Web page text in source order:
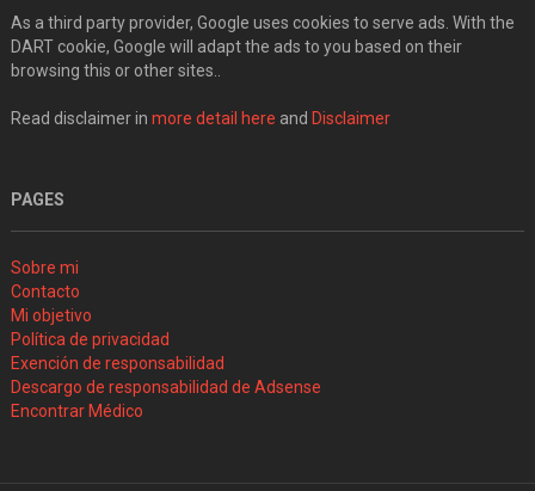
As a third party provider, Google uses cookies to serve ads. With the
DART cookie, Google will adapt the ads to you based on their
browsing this or other sites..
Read disclaimer in more detail here and Disclaimer
PAGES
Sobre mi
Contacto
Mi objetivo
Política de privacidad
Exención de responsabilidad
Descargo de responsabilidad de Adsense
Encontrar Médico